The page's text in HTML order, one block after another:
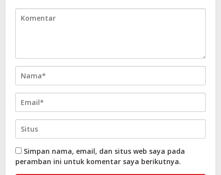
Simpan nama, email, dan situs web saya pada
peramban ini untuk komentar saya berikutnya.